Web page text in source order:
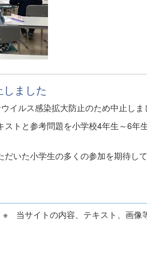
ました
ルス感染拡大防止のため中止しま
トと参考問題を小学校4年生～6年
いた小学生の多くの参加を期待して
※ 当サイトの内容、テキスト、画像